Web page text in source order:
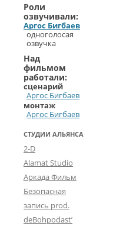
Роли
озвучивали:
Аргос Бигбаев
одноголосая
озвучка
Над
фильмом
работали:
сценарий
Аргос Бигбаев
монтаж
Аргос Бигбаев
СТУДИИ АЛЬЯНСА
2-D
Alamat Studio
Аркада Фильм
Безопасная
запись prod.
deBohpodast’